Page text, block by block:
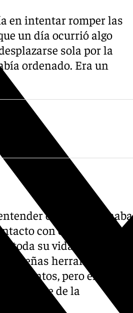
en intentar romper las
un día ocurrió algo
sola por la
ordenado. Era un
cómo funcionaba
con el ‹malware›
toda su vida
herramientas
distintos, pero el
de la